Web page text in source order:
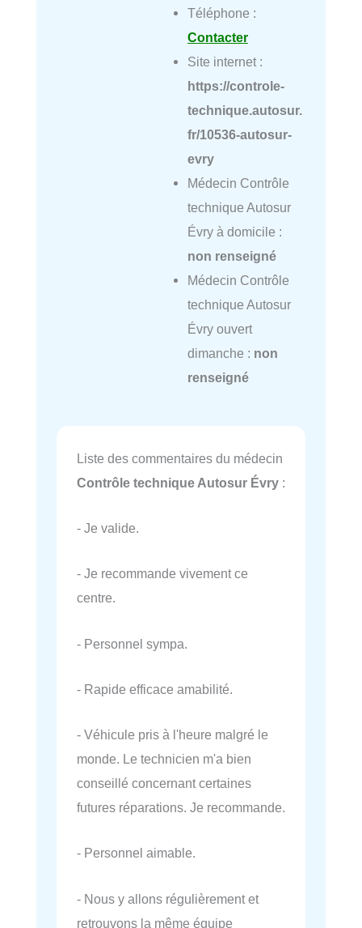
Téléphone :
Contacter
Site internet :
https://controle-
technique.autosur.
fr/10536-autosur-
evry
Médecin Contrôle
technique Autosur
Évry à domicile :
non renseigné
Médecin Contrôle
technique Autosur
Évry ouvert
dimanche : non
renseigné
Liste des commentaires du médecin
Contrôle technique Autosur Évry :
- Je valide.
- Je recommande vivement ce
centre.
- Personnel sympa.
- Rapide efficace amabilité.
- Véhicule pris à l'heure malgré le
monde. Le technicien m'a bien
conseillé concernant certaines
futures réparations. Je recommande.
- Personnel aimable.
- Nous y allons régulièrement et
retrouvons la même équipe